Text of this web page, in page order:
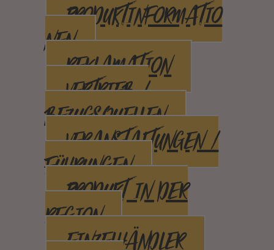
PRODUKTINFORMATIO
NEN
REKLAMATION
VERTRIEB /
BEZUGSQUELLEN
VERANSTALTUNGEN /
FÜHRUNGEN
PRODUKT IN DER
REGION